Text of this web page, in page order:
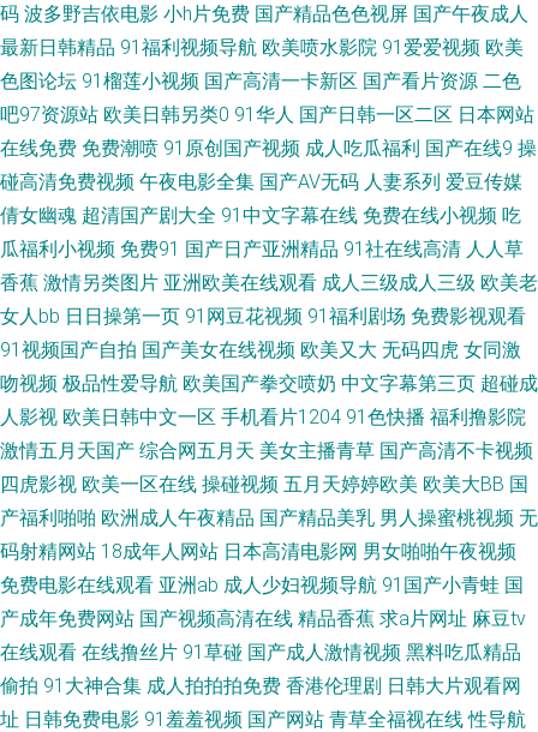
操人人摸人人 内射美女九色91 二区三区三区 亚洲二区成人 老司机黄色影院
大香蕉五月丁香 亚洲欧美日本在线观看 日韩AV无码网站 国产亚欧综合在线
观看 欧美激情精 草莓污视频app下载 应召女郎 欧美亚洲国 国产凹凸一区 亚
洲欧美日韩专区 男人国产精品自拍 超碰狠狠干 午夜大片 久久伊人视频 91在
线播放专区 日韩欧美国产激情 国产精品视频 亚洲精品视频你懂 老太AV老太
AV wwwwww久久 亚洲日韩激情在线一区 日韩sss 国产微拍精品一区二区 波
多野成人无码A片 亚洲色图美腿丝袜 热门电影榜单 国产大片免费观看电视剧
在线 91精品牛 乳揉みま痴汉电车中文 男女午夜晚激 电影在线免费看 亚洲无
人区电影免费看 日韩暖暖 海外热门合集 国产在线视频第9页 黄片仓库 男人
扒开女 国产精品欧美高清 内射美女九色91 蜜桃春色在线天堂 色天天爱天天
狠天天透 欧美最猛性开 国产精品同性女性 字幕蜜芽 日韩无码破解 国语熟妇
乱人伦A片久久 东京热网站 一女被多男 91视额 熟妇ea87av 精品熟女一区二
码 波多野吉依电影 小h片免费 国产精品色色视屏 国产午夜成人
最新日韩精品 91福利视频导航 欧美喷水影院 91爱爱视频 欧美
色图论坛 91榴莲小视频 国产高清一卡新区 国产看片资源 二色
吧97资源站 欧美日韩另类0 91华人 国产日韩一区二区 日本网站
在线免费 免费潮喷 91原创国产视频 成人吃瓜福利 国产在线9 操
碰高清免费视频 午夜电影全集 国产AV无码 人妻系列 爱豆传媒
倩女幽魂 超清国产剧大全 91中文字幕在线 免费在线小视频 吃
瓜福利小视频 免费91 国产日产亚洲精品 91社在线高清 人人草
香蕉 激情另类图片 亚洲欧美在线观看 成人三级成人三级 欧美老
女人bb 日日操第一页 91网豆花视频 91福利剧场 免费影视观看
91视频国产自拍 国产美女在线视频 欧美又大 无码四虎 女同激
吻视频 极品性爱导航 欧美国产拳交喷奶 中文字幕第三页 超碰成
人影视 欧美日韩中文一区 手机看片1204 91色快播 福利撸影院
激情五月天国产 综合网五月天 美女主播青草 国产高清不卡视频
四虎影视 欧美一区在线 操碰视频 五月天婷婷欧美 欧美大BB 国
产福利啪啪 欧洲成人午夜精品 国产精品美乳 男人操蜜桃视频 无
码射精网站 18成年人网站 日本高清电影网 男女啪啪午夜视频
免费电影在线观看 亚洲ab 成人少妇视频导航 91国产小青蛙 国
产成年免费网站 国产视频高清在线 精品香蕉 求a片网址 麻豆tv
在线观看 在线撸丝片 91草碰 国产成人激情视频 黑料吃瓜精品
偷拍 91大神合集 成人拍拍拍免费 香港伦理剧 日韩大片观看网
址 日韩免费电影 91羞羞视频 国产网站 青草全福视在线 性导航